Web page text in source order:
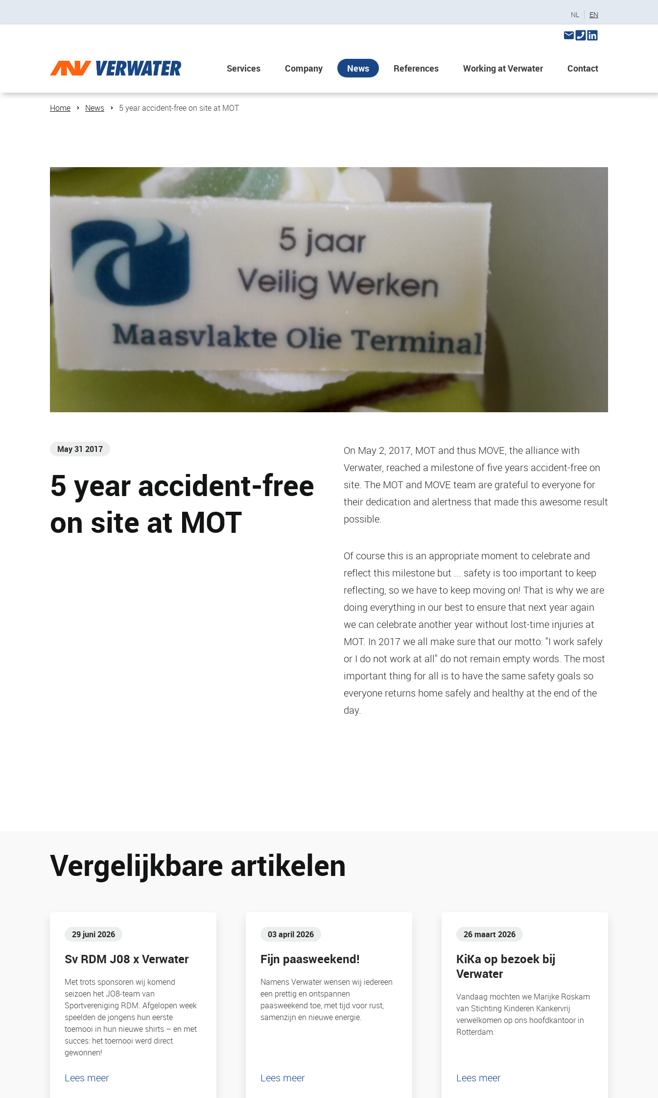
NL EN
Services Company News References Working at Verwater Contact
Home News 5 year accident-free on site at MOT
May 31 2017
5 year accident-free
on site at MOT
On May 2, 2017, MOT and thus MOVE, the alliance with
Verwater, reached a milestone of five years accident-free on
site. The MOT and MOVE team are grateful to everyone for
their dedication and alertness that made this awesome result
possible.
Of course this is an appropriate moment to celebrate and
reflect this milestone but ... safety is too important to keep
reflecting, so we have to keep moving on! That is why we are
doing everything in our best to ensure that next year again
we can celebrate another year without lost-time injuries at
MOT. In 2017 we all make sure that our motto: "I work safely
or I do not work at all" do not remain empty words. The most
important thing for all is to have the same safety goals so
everyone returns home safely and healthy at the end of the
day.
Vergelijkbare artikelen
29 juni 2026
Sv RDM J08 x Verwater
Met trots sponsoren wij komend
seizoen het JO8-team van
Sportvereniging RDM. Afgelopen week
speelden de jongens hun eerste
toernooi in hun nieuwe shirts – en met
succes: het toernooi werd direct
gewonnen!
Lees meer
03 april 2026
Fijn paasweekend!
Namens Verwater wensen wij iedereen
een prettig en ontspannen
paasweekend toe, met tijd voor rust,
samenzijn en nieuwe energie.
Lees meer
26 maart 2026
KiKa op bezoek bij
Verwater
Vandaag mochten we Marijke Roskam
van Stichting Kinderen Kankervrij
verwelkomen op ons hoofdkantoor in
Rotterdam.
Lees meer